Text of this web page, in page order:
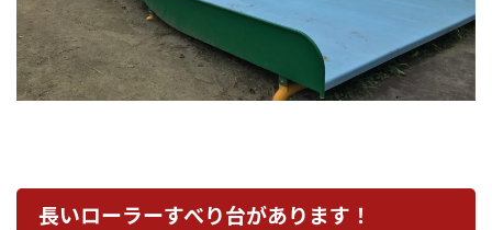
長いローラーすべり台があります！